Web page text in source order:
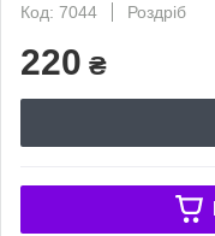
Код: 7044
Роздріб
220 ₴